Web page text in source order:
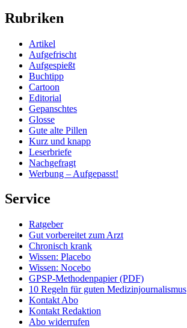
Rubriken
Artikel
Aufgefrischt
Aufgespießt
Buchtipp
Cartoon
Editorial
Gepanschtes
Glosse
Gute alte Pillen
Kurz und knapp
Leserbriefe
Nachgefragt
Werbung – Aufgepasst!
Service
Ratgeber
Gut vorbereitet zum Arzt
Chronisch krank
Wissen: Placebo
Wissen: Nocebo
GPSP-Methodenpapier (PDF)
10 Regeln für guten Medizinjournalismus
Kontakt Abo
Kontakt Redaktion
Abo widerrufen